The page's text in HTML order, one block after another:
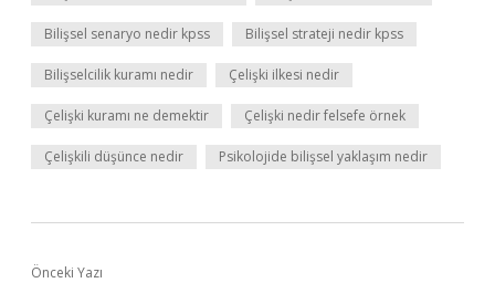
Bilişsel senaryo nedir kpss Bilişsel strateji nedir kpss
Bilişselcilik kuramı nedir Çelişki ilkesi nedir
Çelişki kuramı ne demektir Çelişki nedir felsefe örnek
Çelişkili düşünce nedir Psikolojide bilişsel yaklaşım nedir
Önceki Yazı